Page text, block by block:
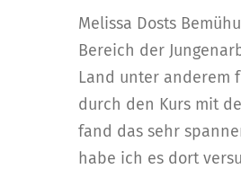
Melissa Dosts
Bereich der
Land unter anderem
durch den Kurs mit
fand das sehr
habe ich es dort